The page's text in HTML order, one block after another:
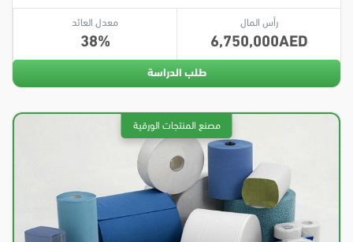
رأس المال
6,750,000
معدل العائد
38
طلب الدراسة